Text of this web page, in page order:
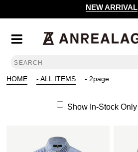
NEW ARRIVAL
HOME - ALL ITEMS - 2page
Show In-Stock Only